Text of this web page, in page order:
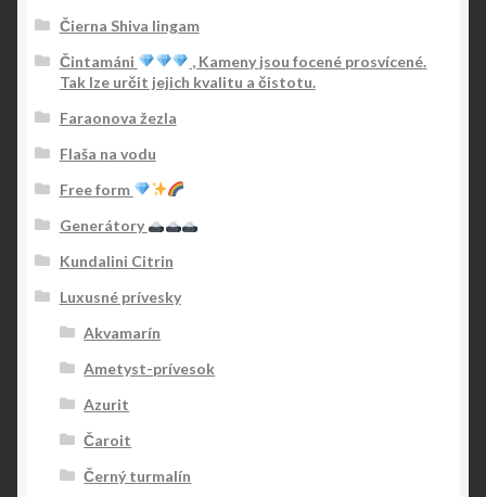
Čierna Shiva lingam
Čintamáni
, Kameny jsou focené prosvícené.
Tak lze určit jejich kvalitu a čistotu.
Faraonova žezla
Flaša na vodu
Free form
Generátory
Kundalini Citrin
Luxusné prívesky
Akvamarín
Ametyst-prívesok
Azurit
Čaroit
Černý turmalín